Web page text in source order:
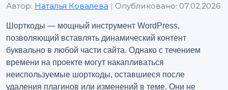
Автор: Наталья Ковалева | Опубликовано: 07.02.2026
Шорткоды — мощный инструмент WordPress,
позволяющий вставлять динамический контент
буквально в любой части сайта. Однако с течением
времени на проекте могут накапливаться
неиспользуемые шорткоды, оставшиеся после
удаления плагинов или изменений в теме. Они не